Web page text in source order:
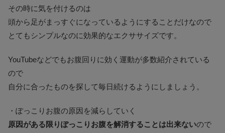
その時に気を付けるのは
頭から足がまっすぐになっているようにすることだけなので
とてもシンプルなのに効果的なエクササイズです。
YouTubeなどでもお腹回りに効く運動が多数紹介されている
ので
自分に合ったものを探して毎日続けるようにしましょう。
・ぽっこりお腹の原因を減らしていく
原因がある限りぽっこりお腹を解消することは出来ないので